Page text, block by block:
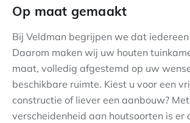
Op maat gemaakt
Bij Veldman begrijpen we dat iedereen
Daarom maken wij uw houten
maat, volledig afgestemd op uw
beschikbare ruimte. Kiest u voor een
constructie of liever een aanbouw?
verscheidenheid aan houtsoorten is er